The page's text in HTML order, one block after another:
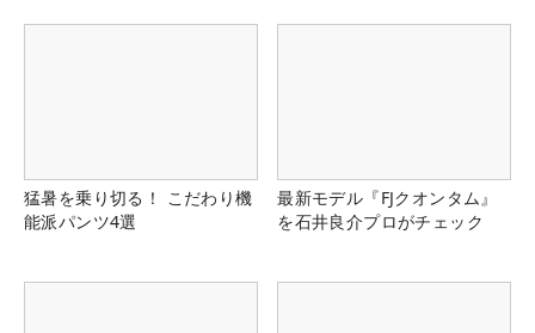
猛暑を乗り切る！ こだわり機
能派パンツ4選
最新モデル『FJクオンタム』
を石井良介プロがチェック